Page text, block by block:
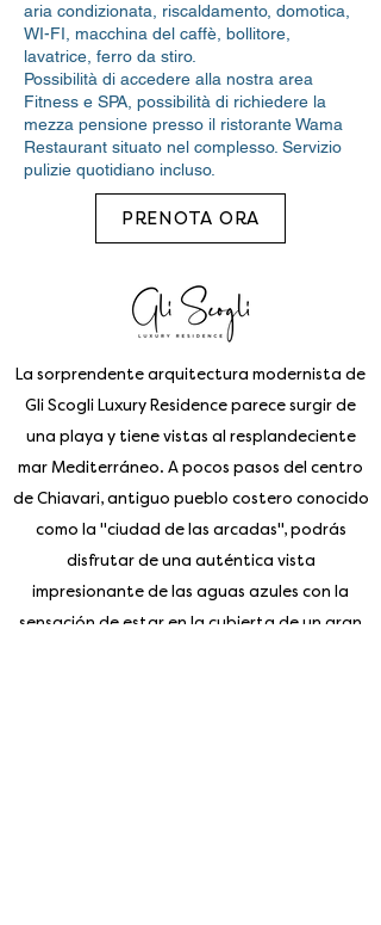
aria condizionata, riscaldamento, domotica,
WI-FI, macchina del caffè, bollitore,
lavatrice, ferro da stiro.
Possibilità di accedere alla nostra area
Fitness e SPA, possibilità di richiedere la
mezza pensione presso il ristorante Wama
Restaurant situato nel complesso. Servizio
pulizie quotidiano incluso.
PRENOTA ORA
La sorprendente arquitectura modernista de
Gli Scogli Luxury Residence parece surgir de
una playa y tiene vistas al resplandeciente
mar Mediterráneo. A pocos pasos del centro
de Chiavari, antiguo pueblo costero conocido
como la "ciudad de las arcadas", podrás
disfrutar de una auténtica vista
impresionante de las aguas azules con la
sensación de estar en la cubierta de un gran